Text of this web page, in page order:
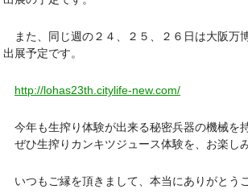
また、同じ週の２４、２５、２６日は大阪万
出展予定です。
http://lohas23th.citylife-new.com/
今年も生搾り体験が出来る秘密兵器の機械を
ぜひ生搾りカンキツジュース体験を、お楽し
いつもご縁を頂きまして、本当にありがとう